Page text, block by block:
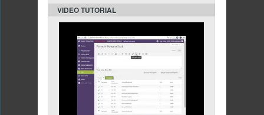
VIDEO TUTORIAL